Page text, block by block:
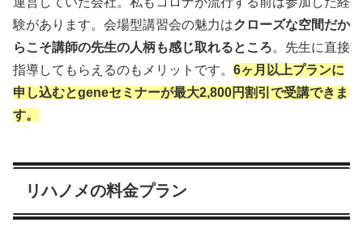
験があります。会場型講習会の魅力はクローズな空間だか
らこそ講師の先生の人柄も感じ取れるところ。先生に直接
指導してもらえるのもメリットです。 6ヶ月以上プランに
申し込むとgeneセミナーが最大2,800円割引で受講できま
す。
リハノメの料金プラン